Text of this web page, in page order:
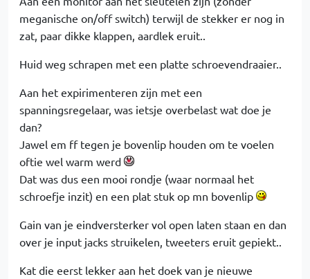
meganische on/off switch) terwijl de stekker er nog in
zat, paar dikke klappen, aardlek eruit..
Huid weg schrapen met een platte schroevendraaier..
Aan het expirimenteren zijn met een
spanningsregelaar, was ietsje overbelast wat doe je
dan?
Jawel em ff tegen je bovenlip houden om te voelen
oftie wel warm werd
Dat was dus een mooi rondje (waar normaal het
schroefje inzit) en een plat stuk op mn bovenlip
Gain van je eindversterker vol open laten staan en dan
over je input jacks struikelen, tweeters eruit gepiekt..
Kat die eerst lekker aan het doek van je nieuwe